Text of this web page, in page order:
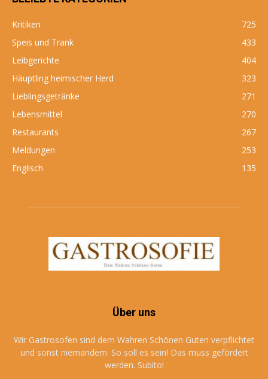
Kritiken
725
Speis und Trank
433
Leibgerichte
404
Häuptling heimischer Herd
323
Lieblingsgetränke
271
Lebensmittel
270
Restaurants
267
Meldungen
253
Englisch
135
Über uns
Wir Gastrosofen sind dem Wahren Schönen Guten verpflichtet
und sonst niemandem. So soll es sein! Das muss gefördert
werden. Subito!